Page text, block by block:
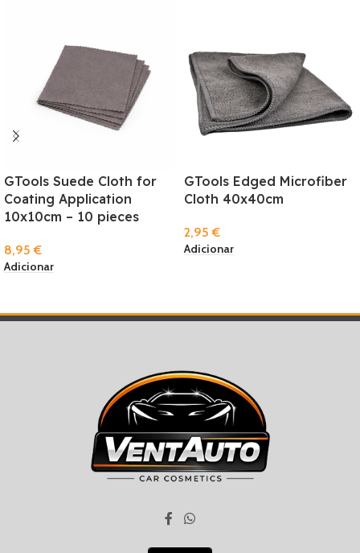
GTools Suede Cloth for
Coating Application
10x10cm – 10 pieces
8,95€
Adicionar
GTools Edged Microfiber
Cloth 40x40cm
2,95€
Adicionar